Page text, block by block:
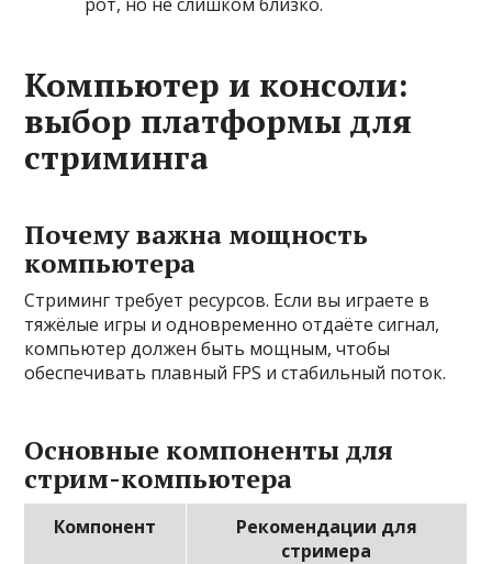
Компьютер и консоли:
выбор платформы для
стриминга
Почему важна мощность
компьютера
Стриминг требует ресурсов. Если вы играете в
тяжёлые игры и одновременно отдаёте сигнал,
компьютер должен быть мощным, чтобы
обеспечивать плавный FPS и стабильный поток.
Основные компоненты для
стрим-компьютера
Компонент
Рекомендации для
стримера